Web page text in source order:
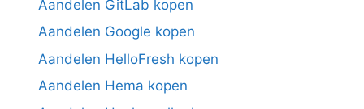
Aandelen GitLab kopen
Aandelen Google kopen
Aandelen HelloFresh kopen
Aandelen Hema kopen